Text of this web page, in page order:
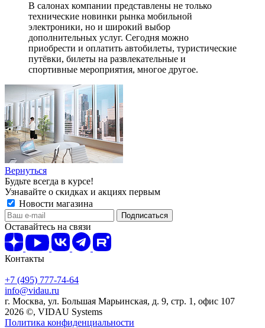
В салонах компании представлены не только
технические новинки рынка мобильной
электроники, но и широкий выбор
дополнительных услуг. Сегодня можно
приобрести и оплатить автобилеты, туристические
путёвки, билеты на развлекательные и
спортивные мероприятия, многое другое.
Вернуться
Будьте всегда в курсе!
Узнавайте о скидках и акциях первым
Новости магазина
Оставайтесь на связи
Контакты
+7 (495) 777-74-64
info@vidau.ru
г. Москва, ул. Большая Марьинская, д. 9, стр. 1, офис 107
2026 ©, VIDAU Systems
Политика конфиденциальности